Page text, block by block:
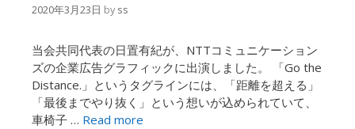
2020年3月23日 byss
当会共同代表の日置有紀が、NTTコミュニケーション
ズの企業広告グラフィックに出演しました。 「Go the
Distance.」というタグラインには、「距離を超える」
「最後までやり抜く」という想いが込められていて、
車椅子 … Read more